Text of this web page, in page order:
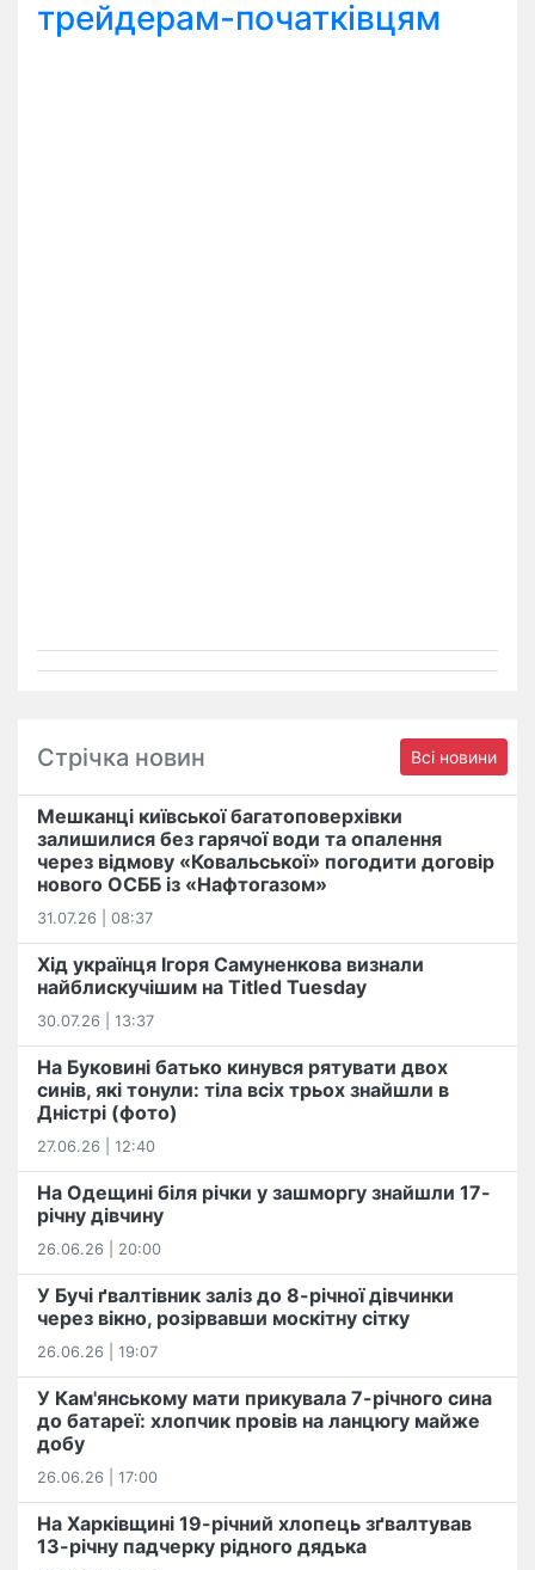
трейдерам-початківцям
Стрічка новин Всі новини
Мешканці київської багатоповерхівки
залишилися без гарячої води та опалення
через відмову «Ковальської» погодити договір
нового ОСББ із «Нафтогазом»
31.07.26 | 08:37
Хід українця Ігоря Самуненкова визнали
найблискучішим на Titled Tuesday
30.07.26 | 13:37
На Буковині батько кинувся рятувати двох
синів, які тонули: тіла всіх трьох знайшли в
Дністрі (фото)
27.06.26 | 12:40
На Одещині біля річки у зашморгу знайшли 17-
річну дівчину
26.06.26 | 20:00
У Бучі ґвалтівник заліз до 8-річної дівчинки
через вікно, розірвавши москітну сітку
26.06.26 | 19:07
У Кам'янському мати прикувала 7-річного сина
до батареї: хлопчик провів на ланцюгу майже
добу
26.06.26 | 17:00
На Харківщині 19-річний хлопець​ ️зґвалтував
13-річну падчерку рідного дядька